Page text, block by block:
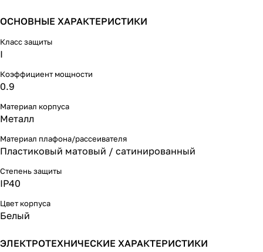
ОСНОВНЫЕ ХАРАКТЕРИСТИКИ
Класс защиты
I
Коэффициент мощности
0.9
Материал корпуса
Металл
Материал плафона/рассеивателя
Пластиковый матовый / сатинированный
Степень защиты
IP40
Цвет корпуса
Белый
ЭЛЕКТРОТЕХНИЧЕСКИЕ ХАРАКТЕРИСТИКИ